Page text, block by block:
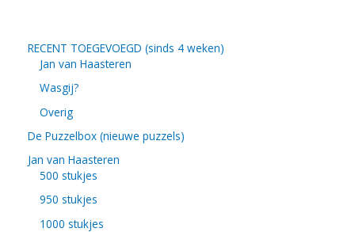
RECENT TOEGEVOEGD (sinds 4 weken)
Jan van Haasteren
Wasgij?
Overig
De Puzzelbox (nieuwe puzzels)
Jan van Haasteren
500 stukjes
950 stukjes
1000 stukjes